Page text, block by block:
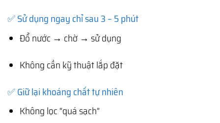
✅ Sử dụng ngay chỉ sau 3 – 5 phút
Đổ nước → chờ → sử dụng
Không cần kỹ thuật lắp đặt
✅ Giữ lại khoáng chất tự nhiên
Không lọc “quá sạch”